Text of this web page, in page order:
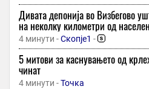
Дивата депонија во Визбегово
на неколку километри од
4 минути -Скопје1 -
5 митови за каснувањето од
чинат
4 минути -Точка